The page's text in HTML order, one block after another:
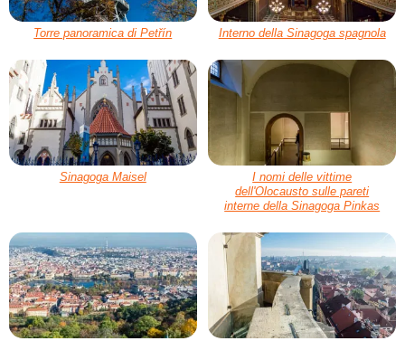
Torre panoramica di Petřín Interno della Sinagoga spagnola
Sinagoga Maisel
I nomi delle vittime
dell'Olocausto sulle pareti
interne della Sinagoga Pinkas